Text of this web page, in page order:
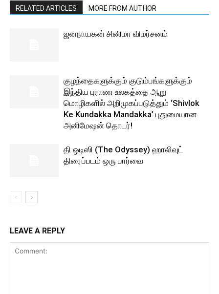
RELATED ARTICLES MORE FROM AUTHOR
ஜனநாயகன் சினிமா விமர்சனம்
குழந்தைகளுக்கும் குடும்பங்களுக்கும்
இந்திய புராண உலகத்தை ஆறு
மொழிகளில் அறிமுகப்படுத்தும் ‘Shivlok
Ke Kundakka Mandakka’ புதுமையான
அனிமேஷன் தொடர்!
தி ஒடிஸி (The Odyssey) ஹாலிவுட்
திரைப்படம் ஒரு பார்வை
LEAVE A REPLY